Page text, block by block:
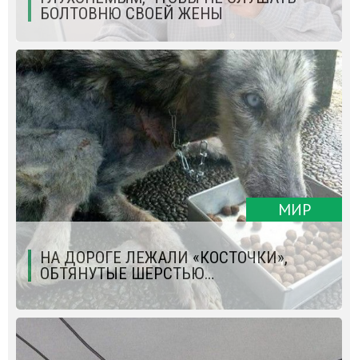
БОЛТОВНЮ СВОЕЙ ЖЕНЫ
МИР
НА ДОРОГЕ ЛЕЖАЛИ «КОСТОЧКИ»,
ОБТЯНУТЫЕ ШЕРСТЬЮ…